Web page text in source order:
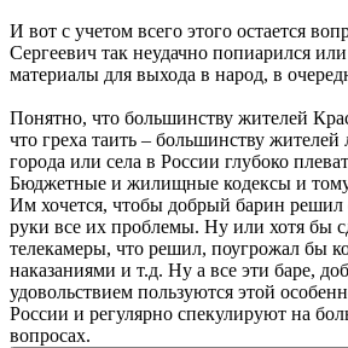
И вот с учетом всего этого остается
Сергеевич так неудачно попиарился
материалы для выхода в народ, в
Понятно, что большинству жителей
что греха таить – большинству жителей
города или села в России глубоко
Бюджетные и жилищные кодексы и
Им хочется, чтобы добрый барин
руки все их проблемы. Ну или хотя бы
телекамеры, что решил, поугрожал бы
наказаниями и т.д. Ну а все эти баре,
удовольствием пользуются этой
России и регулярно спекулируют на
вопросах.